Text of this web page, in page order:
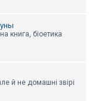
книга, біоетика
й не домашні звірі